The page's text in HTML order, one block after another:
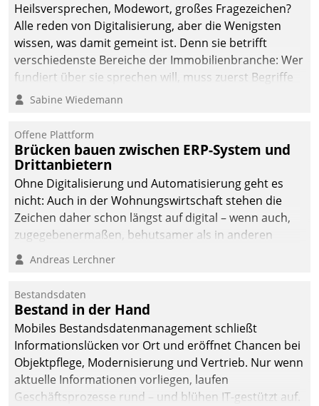
Heilsversprechen, Modewort, großes Fragezeichen?
Alle reden von Digitalisierung, aber die Wenigsten
wissen, was damit gemeint ist. Denn sie betrifft
verschiedenste Bereiche der Immobilienbranche: Wer
fundiert über sie sprechen will, muss zuerst Begriffe
klären. Ein Aspekt ist die betriebliche Optimierung:
Einsparungen durch optimierte und automatisierte
Prozesse. Doch man darf nicht zu viel erwarten: Allein
mit der Einführung einer neuen Software ist es nicht
getan. Die Digitalisierung erfordert von Unternehmen
die Bereitschaft, sich zu überprüfen, zu hinterfragen
und zu verändern.
Sabine Wiedemann
Offene Plattform
Brücken bauen zwischen ERP-System und
Drittanbietern
Ohne Digitalisierung und Automatisierung geht es
nicht: Auch in der Wohnungswirtschaft stehen die
Zeichen daher schon längst auf digital – wenn auch,
zugegebenermaßen, behutsamer als in anderen
Branchen.
Andreas Lerchner
Bestandsdaten
Bestand in der Hand
Mobiles Bestandsdatenmanagement schließt
Informationslücken vor Ort und eröffnet Chancen bei
Objektpflege, Modernisierung und Vertrieb. Nur wenn
aktuelle Informationen vorliegen, laufen
Geschäftsprozesse rund – und blühen IT-gestützt auf.